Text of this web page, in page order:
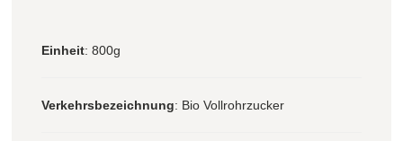
Einheit: 800g
Verkehrsbezeichnung: Bio Vollrohrzucker